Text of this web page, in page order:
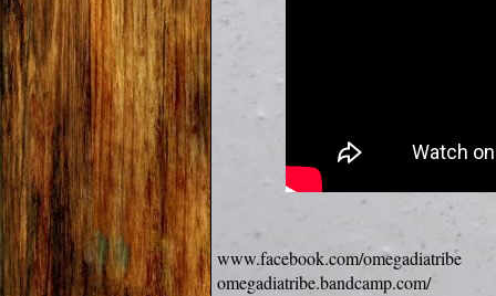
www.facebook.com/omegadiatribe
omegadiatribe.bandcamp.com/